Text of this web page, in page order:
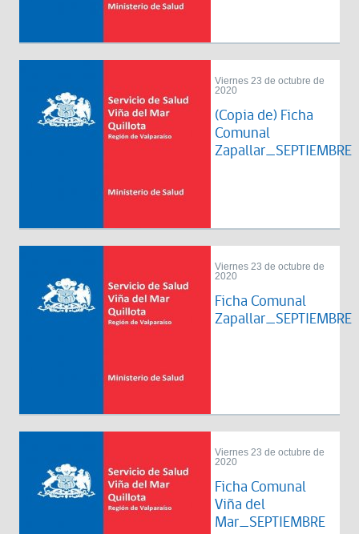
Viernes 23 de octubre de
2020
(Copia de) Ficha
Comunal
Zapallar_SEPTIEMBRE
Viernes 23 de octubre de
2020
Ficha Comunal
Zapallar_SEPTIEMBRE
Viernes 23 de octubre de
2020
Ficha Comunal
Viña del
Mar_SEPTIEMBRE